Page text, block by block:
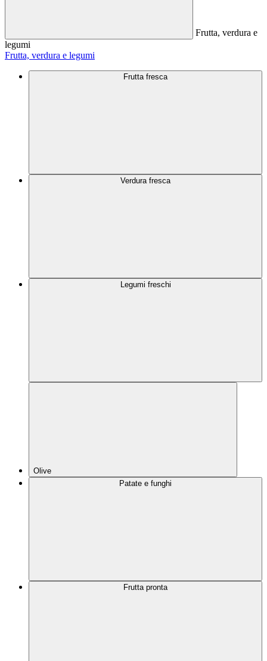
Frutta, verdura e
legumi
Frutta, verdura e legumi
Frutta fresca
Verdura fresca
Legumi freschi
Olive
Patate e funghi
Frutta pronta